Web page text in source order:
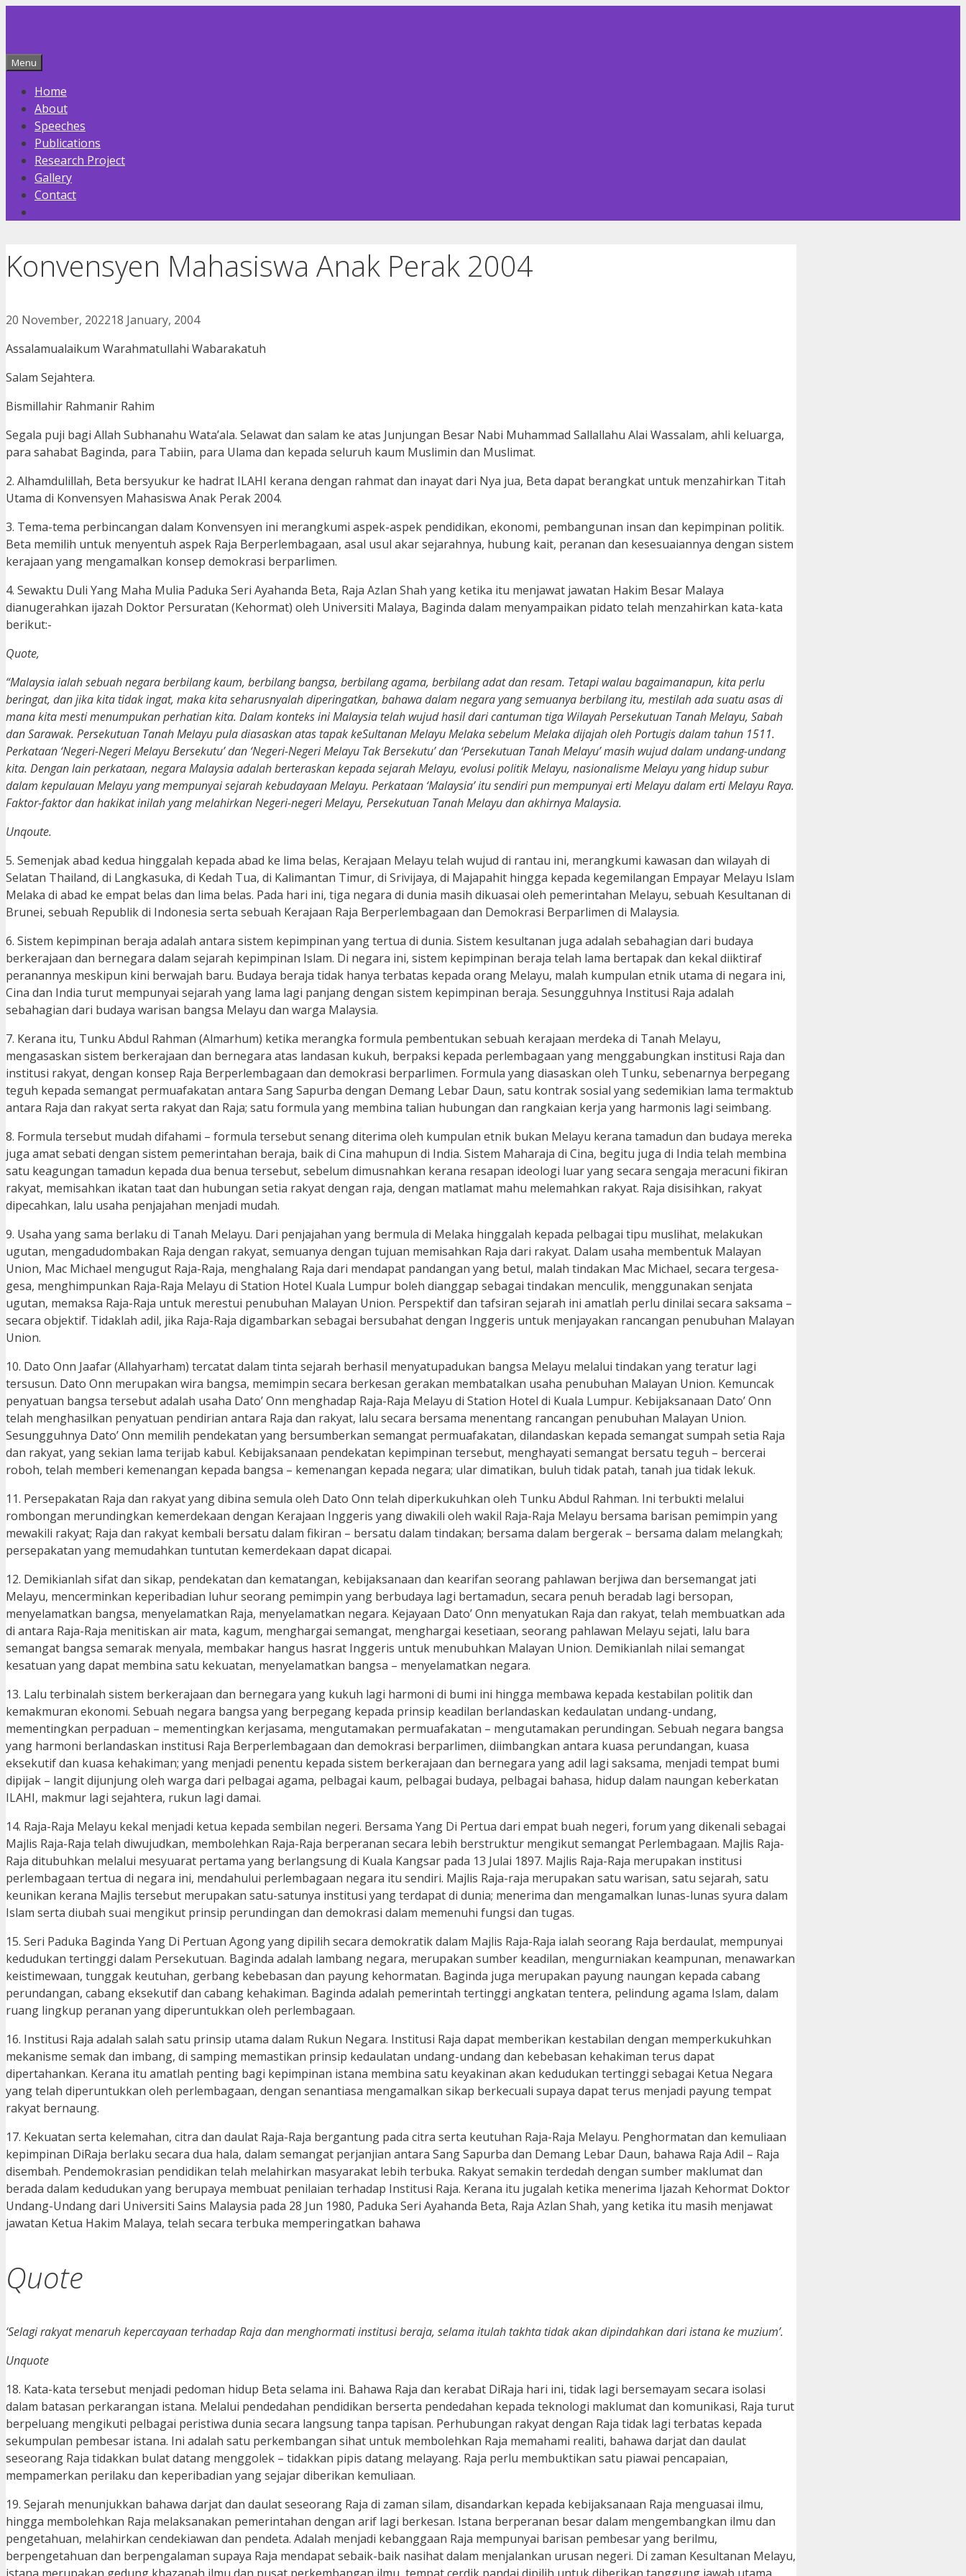
Menu
Home
About
Speeches
Publications
Research Project
Gallery
Contact
Konvensyen Mahasiswa Anak Perak 2004
20 November, 202218 January, 2004
Assalamualaikum Warahmatullahi Wabarakatuh
Salam Sejahtera.
Bismillahir Rahmanir Rahim
Segala puji bagi Allah Subhanahu Wata’ala. Selawat dan salam ke atas Junjungan Besar Nabi Muhammad Sallallahu Alai Wassalam, ahli keluarga,
para sahabat Baginda, para Tabiin, para Ulama dan kepada seluruh kaum Muslimin dan Muslimat.
2. Alhamdulillah, Beta bersyukur ke hadrat ILAHI kerana dengan rahmat dan inayat dari Nya jua, Beta dapat berangkat untuk menzahirkan Titah
Utama di Konvensyen Mahasiswa Anak Perak 2004.
3. Tema-tema perbincangan dalam Konvensyen ini merangkumi aspek-aspek pendidikan, ekonomi, pembangunan insan dan kepimpinan politik.
Beta memilih untuk menyentuh aspek Raja Berperlembagaan, asal usul akar sejarahnya, hubung kait, peranan dan kesesuaiannya dengan sistem
kerajaan yang mengamalkan konsep demokrasi berparlimen.
4. Sewaktu Duli Yang Maha Mulia Paduka Seri Ayahanda Beta, Raja Azlan Shah yang ketika itu menjawat jawatan Hakim Besar Malaya
dianugerahkan ijazah Doktor Persuratan (Kehormat) oleh Universiti Malaya, Baginda dalam menyampaikan pidato telah menzahirkan kata-kata
berikut:-
Quote,
“Malaysia ialah sebuah negara berbilang kaum, berbilang bangsa, berbilang agama, berbilang adat dan resam. Tetapi walau bagaimanapun, kita perlu
beringat, dan jika kita tidak ingat, maka kita seharusnyalah diperingatkan, bahawa dalam negara yang semuanya berbilang itu, mestilah ada suatu asas di
mana kita mesti menumpukan perhatian kita. Dalam konteks ini Malaysia telah wujud hasil dari cantuman tiga Wilayah Persekutuan Tanah Melayu, Sabah
dan Sarawak. Persekutuan Tanah Melayu pula diasaskan atas tapak keSultanan Melayu Melaka sebelum Melaka dijajah oleh Portugis dalam tahun 1511.
Perkataan ‘Negeri-Negeri Melayu Bersekutu’ dan ‘Negeri-Negeri Melayu Tak Bersekutu’ dan ‘Persekutuan Tanah Melayu’ masih wujud dalam undang-undang
kita. Dengan lain perkataan, negara Malaysia adalah berteraskan kepada sejarah Melayu, evolusi politik Melayu, nasionalisme Melayu yang hidup subur
dalam kepulauan Melayu yang mempunyai sejarah kebudayaan Melayu. Perkataan ‘Malaysia’ itu sendiri pun mempunyai erti Melayu dalam erti Melayu Raya.
Faktor-faktor dan hakikat inilah yang melahirkan Negeri-negeri Melayu, Persekutuan Tanah Melayu dan akhirnya Malaysia.
Unqoute.
5. Semenjak abad kedua hinggalah kepada abad ke lima belas, Kerajaan Melayu telah wujud di rantau ini, merangkumi kawasan dan wilayah di
Selatan Thailand, di Langkasuka, di Kedah Tua, di Kalimantan Timur, di Srivijaya, di Majapahit hingga kepada kegemilangan Empayar Melayu Islam
Melaka di abad ke empat belas dan lima belas. Pada hari ini, tiga negara di dunia masih dikuasai oleh pemerintahan Melayu, sebuah Kesultanan di
Brunei, sebuah Republik di Indonesia serta sebuah Kerajaan Raja Berperlembagaan dan Demokrasi Berparlimen di Malaysia.
6. Sistem kepimpinan beraja adalah antara sistem kepimpinan yang tertua di dunia. Sistem kesultanan juga adalah sebahagian dari budaya
berkerajaan dan bernegara dalam sejarah kepimpinan Islam. Di negara ini, sistem kepimpinan beraja telah lama bertapak dan kekal diiktiraf
peranannya meskipun kini berwajah baru. Budaya beraja tidak hanya terbatas kepada orang Melayu, malah kumpulan etnik utama di negara ini,
Cina dan India turut mempunyai sejarah yang lama lagi panjang dengan sistem kepimpinan beraja. Sesungguhnya Institusi Raja adalah
sebahagian dari budaya warisan bangsa Melayu dan warga Malaysia.
7. Kerana itu, Tunku Abdul Rahman (Almarhum) ketika merangka formula pembentukan sebuah kerajaan merdeka di Tanah Melayu,
mengasaskan sistem berkerajaan dan bernegara atas landasan kukuh, berpaksi kepada perlembagaan yang menggabungkan institusi Raja dan
institusi rakyat, dengan konsep Raja Berperlembagaan dan demokrasi berparlimen. Formula yang diasaskan oleh Tunku, sebenarnya berpegang
teguh kepada semangat permuafakatan antara Sang Sapurba dengan Demang Lebar Daun, satu kontrak sosial yang sedemikian lama termaktub
antara Raja dan rakyat serta rakyat dan Raja; satu formula yang membina talian hubungan dan rangkaian kerja yang harmonis lagi seimbang.
8. Formula tersebut mudah difahami – formula tersebut senang diterima oleh kumpulan etnik bukan Melayu kerana tamadun dan budaya mereka
juga amat sebati dengan sistem pemerintahan beraja, baik di Cina mahupun di India. Sistem Maharaja di Cina, begitu juga di India telah membina
satu keagungan tamadun kepada dua benua tersebut, sebelum dimusnahkan kerana resapan ideologi luar yang secara sengaja meracuni fikiran
rakyat, memisahkan ikatan taat dan hubungan setia rakyat dengan raja, dengan matlamat mahu melemahkan rakyat. Raja disisihkan, rakyat
dipecahkan, lalu usaha penjajahan menjadi mudah.
9. Usaha yang sama berlaku di Tanah Melayu. Dari penjajahan yang bermula di Melaka hinggalah kepada pelbagai tipu muslihat, melakukan
ugutan, mengadudombakan Raja dengan rakyat, semuanya dengan tujuan memisahkan Raja dari rakyat. Dalam usaha membentuk Malayan
Union, Mac Michael mengugut Raja-Raja, menghalang Raja dari mendapat pandangan yang betul, malah tindakan Mac Michael, secara tergesa-
gesa, menghimpunkan Raja-Raja Melayu di Station Hotel Kuala Lumpur boleh dianggap sebagai tindakan menculik, menggunakan senjata
ugutan, memaksa Raja-Raja untuk merestui penubuhan Malayan Union. Perspektif dan tafsiran sejarah ini amatlah perlu dinilai secara saksama –
secara objektif. Tidaklah adil, jika Raja-Raja digambarkan sebagai bersubahat dengan Inggeris untuk menjayakan rancangan penubuhan Malayan
Union.
10. Dato Onn Jaafar (Allahyarham) tercatat dalam tinta sejarah berhasil menyatupadukan bangsa Melayu melalui tindakan yang teratur lagi
tersusun. Dato Onn merupakan wira bangsa, memimpin secara berkesan gerakan membatalkan usaha penubuhan Malayan Union. Kemuncak
penyatuan bangsa tersebut adalah usaha Dato’ Onn menghadap Raja-Raja Melayu di Station Hotel di Kuala Lumpur. Kebijaksanaan Dato’ Onn
telah menghasilkan penyatuan pendirian antara Raja dan rakyat, lalu secara bersama menentang rancangan penubuhan Malayan Union.
Sesungguhnya Dato’ Onn memilih pendekatan yang bersumberkan semangat permuafakatan, dilandaskan kepada semangat sumpah setia Raja
dan rakyat, yang sekian lama terijab kabul. Kebijaksanaan pendekatan kepimpinan tersebut, menghayati semangat bersatu teguh – bercerai
roboh, telah memberi kemenangan kepada bangsa – kemenangan kepada negara; ular dimatikan, buluh tidak patah, tanah jua tidak lekuk.
11. Persepakatan Raja dan rakyat yang dibina semula oleh Dato Onn telah diperkukuhkan oleh Tunku Abdul Rahman. Ini terbukti melalui
rombongan merundingkan kemerdekaan dengan Kerajaan Inggeris yang diwakili oleh wakil Raja-Raja Melayu bersama barisan pemimpin yang
mewakili rakyat; Raja dan rakyat kembali bersatu dalam fikiran – bersatu dalam tindakan; bersama dalam bergerak – bersama dalam melangkah;
persepakatan yang memudahkan tuntutan kemerdekaan dapat dicapai.
12. Demikianlah sifat dan sikap, pendekatan dan kematangan, kebijaksanaan dan kearifan seorang pahlawan berjiwa dan bersemangat jati
Melayu, mencerminkan keperibadian luhur seorang pemimpin yang berbudaya lagi bertamadun, secara penuh beradab lagi bersopan,
menyelamatkan bangsa, menyelamatkan Raja, menyelamatkan negara. Kejayaan Dato’ Onn menyatukan Raja dan rakyat, telah membuatkan ada
di antara Raja-Raja menitiskan air mata, kagum, menghargai semangat, menghargai kesetiaan, seorang pahlawan Melayu sejati, lalu bara
semangat bangsa semarak menyala, membakar hangus hasrat Inggeris untuk menubuhkan Malayan Union. Demikianlah nilai semangat
kesatuan yang dapat membina satu kekuatan, menyelamatkan bangsa – menyelamatkan negara.
13. Lalu terbinalah sistem berkerajaan dan bernegara yang kukuh lagi harmoni di bumi ini hingga membawa kepada kestabilan politik dan
kemakmuran ekonomi. Sebuah negara bangsa yang berpegang kepada prinsip keadilan berlandaskan kedaulatan undang-undang,
mementingkan perpaduan – mementingkan kerjasama, mengutamakan permuafakatan – mengutamakan perundingan. Sebuah negara bangsa
yang harmoni berlandaskan institusi Raja Berperlembagaan dan demokrasi berparlimen, diimbangkan antara kuasa perundangan, kuasa
eksekutif dan kuasa kehakiman; yang menjadi penentu kepada sistem berkerajaan dan bernegara yang adil lagi saksama, menjadi tempat bumi
dipijak – langit dijunjung oleh warga dari pelbagai agama, pelbagai kaum, pelbagai budaya, pelbagai bahasa, hidup dalam naungan keberkatan
ILAHI, makmur lagi sejahtera, rukun lagi damai.
14. Raja-Raja Melayu kekal menjadi ketua kepada sembilan negeri. Bersama Yang Di Pertua dari empat buah negeri, forum yang dikenali sebagai
Majlis Raja-Raja telah diwujudkan, membolehkan Raja-Raja berperanan secara lebih berstruktur mengikut semangat Perlembagaan. Majlis Raja-
Raja ditubuhkan melalui mesyuarat pertama yang berlangsung di Kuala Kangsar pada 13 Julai 1897. Majlis Raja-Raja merupakan institusi
perlembagaan tertua di negara ini, mendahului perlembagaan negara itu sendiri. Majlis Raja-raja merupakan satu warisan, satu sejarah, satu
keunikan kerana Majlis tersebut merupakan satu-satunya institusi yang terdapat di dunia; menerima dan mengamalkan lunas-lunas syura dalam
Islam serta diubah suai mengikut prinsip perundingan dan demokrasi dalam memenuhi fungsi dan tugas.
15. Seri Paduka Baginda Yang Di Pertuan Agong yang dipilih secara demokratik dalam Majlis Raja-Raja ialah seorang Raja berdaulat, mempunyai
kedudukan tertinggi dalam Persekutuan. Baginda adalah lambang negara, merupakan sumber keadilan, mengurniakan keampunan, menawarkan
keistimewaan, tunggak keutuhan, gerbang kebebasan dan payung kehormatan. Baginda juga merupakan payung naungan kepada cabang
perundangan, cabang eksekutif dan cabang kehakiman. Baginda adalah pemerintah tertinggi angkatan tentera, pelindung agama Islam, dalam
ruang lingkup peranan yang diperuntukkan oleh perlembagaan.
16. Institusi Raja adalah salah satu prinsip utama dalam Rukun Negara. Institusi Raja dapat memberikan kestabilan dengan memperkukuhkan
mekanisme semak dan imbang, di samping memastikan prinsip kedaulatan undang-undang dan kebebasan kehakiman terus dapat
dipertahankan. Kerana itu amatlah penting bagi kepimpinan istana membina satu keyakinan akan kedudukan tertinggi sebagai Ketua Negara
yang telah diperuntukkan oleh perlembagaan, dengan senantiasa mengamalkan sikap berkecuali supaya dapat terus menjadi payung tempat
rakyat bernaung.
17. Kekuatan serta kelemahan, citra dan daulat Raja-Raja bergantung pada citra serta keutuhan Raja-Raja Melayu. Penghormatan dan kemuliaan
kepimpinan DiRaja berlaku secara dua hala, dalam semangat perjanjian antara Sang Sapurba dan Demang Lebar Daun, bahawa Raja Adil – Raja
disembah. Pendemokrasian pendidikan telah melahirkan masyarakat lebih terbuka. Rakyat semakin terdedah dengan sumber maklumat dan
berada dalam kedudukan yang berupaya membuat penilaian terhadap Institusi Raja. Kerana itu jugalah ketika menerima Ijazah Kehormat Doktor
Undang-Undang dari Universiti Sains Malaysia pada 28 Jun 1980, Paduka Seri Ayahanda Beta, Raja Azlan Shah, yang ketika itu masih menjawat
jawatan Ketua Hakim Malaya, telah secara terbuka memperingatkan bahawa
Quote
‘Selagi rakyat menaruh kepercayaan terhadap Raja dan menghormati institusi beraja, selama itulah takhta tidak akan dipindahkan dari istana ke muzium’.
Unquote
18. Kata-kata tersebut menjadi pedoman hidup Beta selama ini. Bahawa Raja dan kerabat DiRaja hari ini, tidak lagi bersemayam secara isolasi
dalam batasan perkarangan istana. Melalui pendedahan pendidikan berserta pendedahan kepada teknologi maklumat dan komunikasi, Raja turut
berpeluang mengikuti pelbagai peristiwa dunia secara langsung tanpa tapisan. Perhubungan rakyat dengan Raja tidak lagi terbatas kepada
sekumpulan pembesar istana. Ini adalah satu perkembangan sihat untuk membolehkan Raja memahami realiti, bahawa darjat dan daulat
seseorang Raja tidakkan bulat datang menggolek – tidakkan pipis datang melayang. Raja perlu membuktikan satu piawai pencapaian,
mempamerkan perilaku dan keperibadian yang sejajar diberikan kemuliaan.
19. Sejarah menunjukkan bahawa darjat dan daulat seseorang Raja di zaman silam, disandarkan kepada kebijaksanaan Raja menguasai ilmu,
hingga membolehkan Raja melaksanakan pemerintahan dengan arif lagi berkesan. Istana berperanan besar dalam mengembangkan ilmu dan
pengetahuan, melahirkan cendekiawan dan pendeta. Adalah menjadi kebanggaan Raja mempunyai barisan pembesar yang berilmu,
berpengetahuan dan berpengalaman supaya Raja mendapat sebaik-baik nasihat dalam menjalankan urusan negeri. Di zaman Kesultanan Melayu,